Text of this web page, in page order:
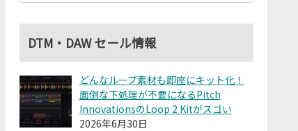
DTM・DAW セール情報
どんなループ素材も即座にキット化！
面倒な下処理が不要になるPitch
InnovationsのLoop 2 Kitがスゴい
2026年6月30日